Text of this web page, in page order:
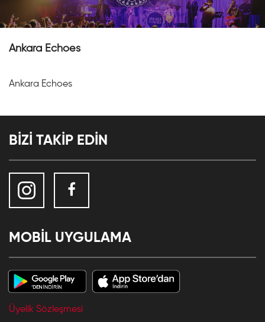
Ankara Echoes
Ankara Echoes
BİZİ TAKİP EDİN
MOBİL UYGULAMA
Üyelik Sözleşmesi